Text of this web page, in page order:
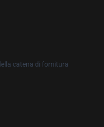
catena di fornitura